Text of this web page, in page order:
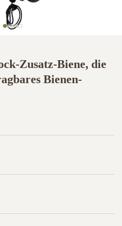
Zusatz-Biene, die
Bienen-